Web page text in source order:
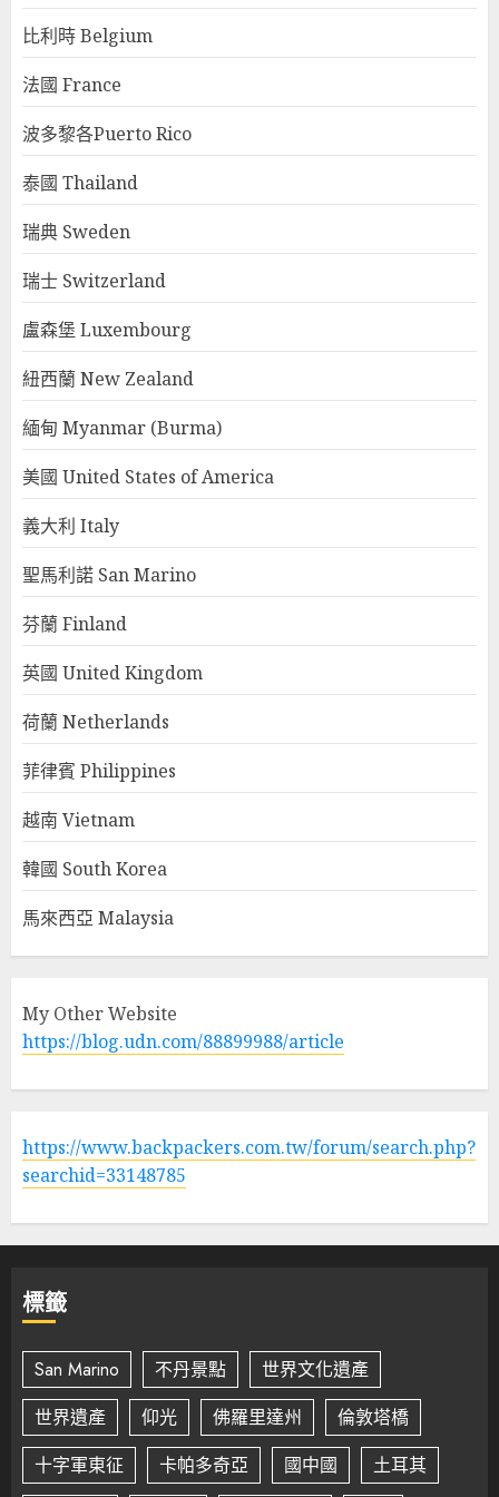
比利時 Belgium
法國 France
波多黎各Puerto Rico
泰國 Thailand
瑞典 Sweden
瑞士 Switzerland
盧森堡 Luxembourg
紐西蘭 New Zealand
緬甸 Myanmar (Burma)
美國 United States of America
義大利 Italy
聖馬利諾 San Marino
芬蘭 Finland
英國 United Kingdom
荷蘭 Netherlands
菲律賓 Philippines
越南 Vietnam
韓國 South Korea
馬來西亞 Malaysia
My Other Website
https://blog.udn.com/88899988/article
https://www.backpackers.com.tw/forum/search.php?
searchid=33148785
標籤
San Marino 不丹景點
世界文化遺產
世界遺產
仰光 佛羅里達州
倫敦塔橋
十字軍東征
卡帕多奇亞 國中國 土耳其